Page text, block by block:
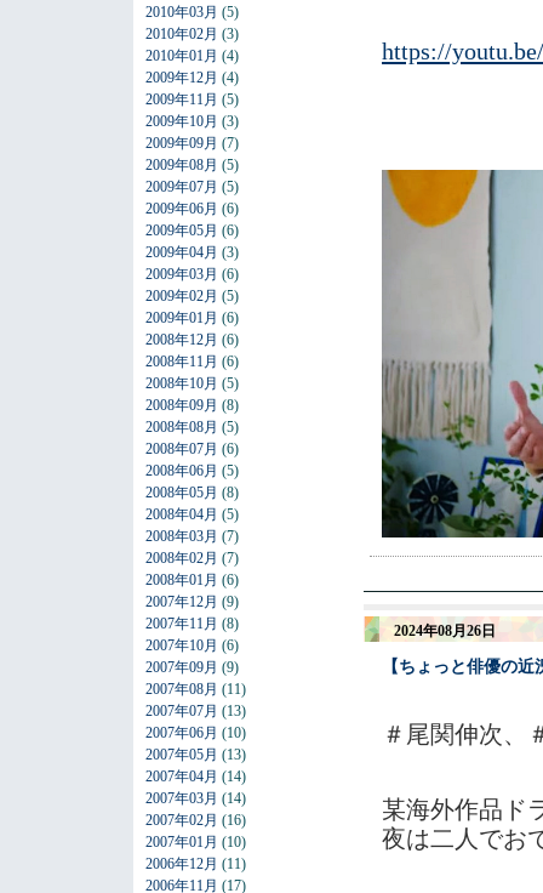
2010年03月 (5)
2010年02月 (3)
2010年01月 (4)
2009年12月 (4)
2009年11月 (5)
2009年10月 (3)
2009年09月 (7)
2009年08月 (5)
2009年07月 (5)
2009年06月 (6)
2009年05月 (6)
2009年04月 (3)
2009年03月 (6)
2009年02月 (5)
2009年01月 (6)
2008年12月 (6)
2008年11月 (6)
2008年10月 (5)
2008年09月 (8)
2008年08月 (5)
2008年07月 (6)
2008年06月 (5)
2008年05月 (8)
2008年04月 (5)
2008年03月 (7)
2008年02月 (7)
2008年01月 (6)
2007年12月 (9)
2007年11月 (8)
2007年10月 (6)
2007年09月 (9)
2007年08月 (11)
2007年07月 (13)
2007年06月 (10)
2007年05月 (13)
2007年04月 (14)
2007年03月 (14)
2007年02月 (16)
2007年01月 (10)
2006年12月 (11)
2006年11月 (17)
https://
2024年08月26日
【ちょっと俳優の
＃尾関伸次、
某海外作品ド
夜は二人でお